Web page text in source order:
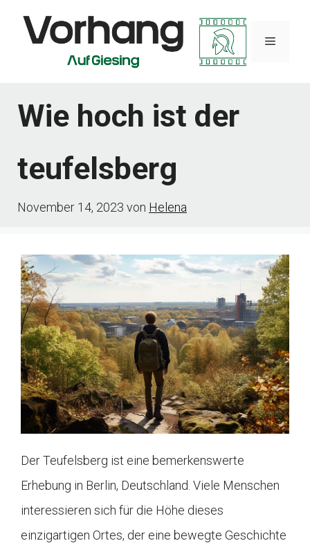
Menü
Wie hoch ist der
teufelsberg
November 14, 2023 von Helena
Der Teufelsberg ist eine bemerkenswerte
Erhebung in Berlin, Deutschland. Viele Menschen
interessieren sich für die Höhe dieses
einzigartigen Ortes, der eine bewegte Geschichte